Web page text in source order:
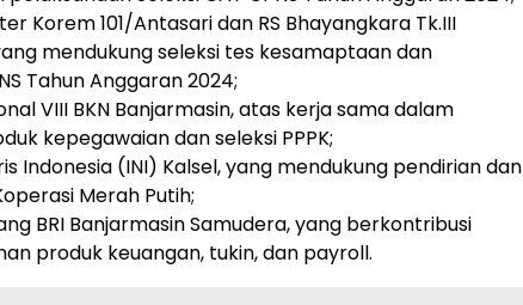
Korem 101/Antasari dan RS Bhayangkara Tk.III
mendukung seleksi tes kesamaptaan dan
Tahun Anggaran 2024;
VIII BKN Banjarmasin, atas kerja sama dalam
kepegawaian dan seleksi PPPK;
Indonesia (INI) Kalsel, yang mendukung pendirian dan
Merah Putih;
BRI Banjarmasin Samudera, yang berkontribusi
produk keuangan, tukin, dan payroll.